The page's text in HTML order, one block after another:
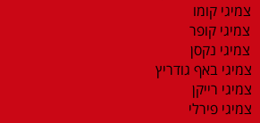
צמיגי קומו
צמיגי קופר
צמיגי נקסן
צמיגי באף גודריץ
צמיגי רייקן
צמיגי פירלי